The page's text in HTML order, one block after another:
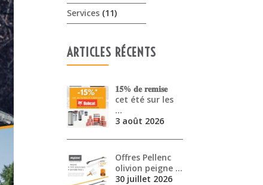
Services (11)
ARTICLES RÉCENTS
𝟏𝟓% 𝐝𝐞 𝐫𝐞𝐦𝐢𝐬𝐞
cet été sur les
…
3 août 2026
Offres Pellenc
olivion peigne …
30 juillet 2026